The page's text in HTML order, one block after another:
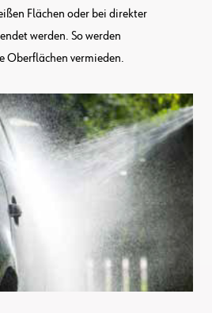
Flächen oder bei direkter
werden. So werden
Oberflächen vermieden.